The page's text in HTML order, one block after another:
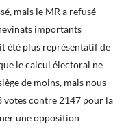
mais le MR a refusé
importants
été plus représentatif de
le calcul électoral ne
de moins, mais nous
votes contre 2147 pour la
une opposition